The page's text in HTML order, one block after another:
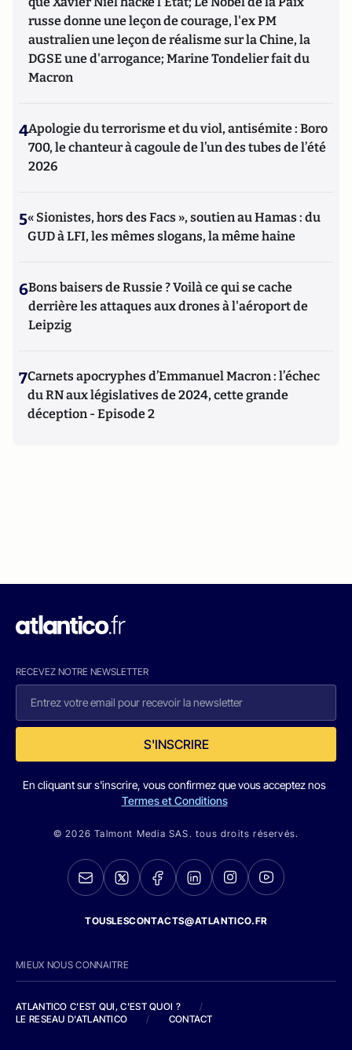
russe donne une leçon de courage, l'ex PM
australien une leçon de réalisme sur la Chine, la
DGSE une d'arrogance; Marine Tondelier fait du
Macron
4Apologie du terrorisme et du viol, antisémite : Boro
700, le chanteur à cagoule de l’un des tubes de l’été
2026
5« Sionistes, hors des Facs », soutien au Hamas : du
GUD à LFI, les mêmes slogans, la même haine
6Bons baisers de Russie ? Voilà ce qui se cache
derrière les attaques aux drones à l'aéroport de
Leipzig
7Carnets apocryphes d’Emmanuel Macron : l’échec
du RN aux législatives de 2024, cette grande
déception - Episode 2
RECEVEZ NOTRE NEWSLETTER
S'INSCRIRE
En cliquant sur s'inscrire, vous confirmez que vous acceptez nos
Termes et Conditions
© 2026 Talmont Media SAS. tous droits réservés.
TOUSLESCONTACTS@ATLANTICO.FR
MIEUX NOUS CONNAITRE
ATLANTICO C'EST QUI, C'EST QUOI ?
/
LE RESEAU D'ATLANTICO
/ CONTACT